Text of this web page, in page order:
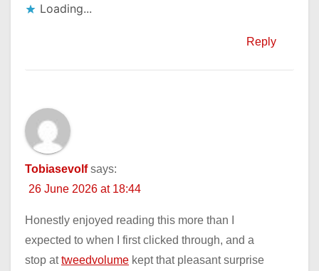
Loading...
Reply
Tobiasevolf says:
26 June 2026 at 18:44
Honestly enjoyed reading this more than I
expected to when I first clicked through, and a
stop attweedvolume kept that pleasant surprise